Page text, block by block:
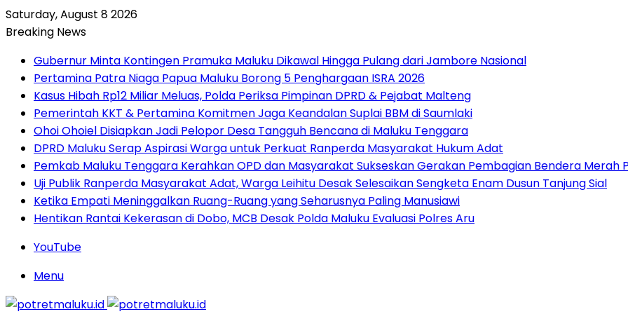
Saturday, August 8 2026
Breaking News
Gubernur Minta Kontingen Pramuka Maluku Dikawal Hingga Pulang dari Jambore Nasional
Pertamina Patra Niaga Papua Maluku Borong 5 Penghargaan ISRA 2026
Kasus Hibah Rp12 Miliar Meluas, Polda Periksa Pimpinan DPRD & Pejabat Malteng
Pemerintah KKT & Pertamina Komitmen Jaga Keandalan Suplai BBM di Saumlaki
Ohoi Ohoiel Disiapkan Jadi Pelopor Desa Tangguh Bencana di Maluku Tenggara
DPRD Maluku Serap Aspirasi Warga untuk Perkuat Ranperda Masyarakat Hukum Adat
Pemkab Maluku Tenggara Kerahkan OPD dan Masyarakat Sukseskan Gerakan Pembagian Bendera Merah
Uji Publik Ranperda Masyarakat Adat, Warga Leihitu Desak Selesaikan Sengketa Enam Dusun Tanjung Sial
Ketika Empati Meninggalkan Ruang-Ruang yang Seharusnya Paling Manusiawi
Hentikan Rantai Kekerasan di Dobo, MCB Desak Polda Maluku Evaluasi Polres Aru
YouTube
Menu